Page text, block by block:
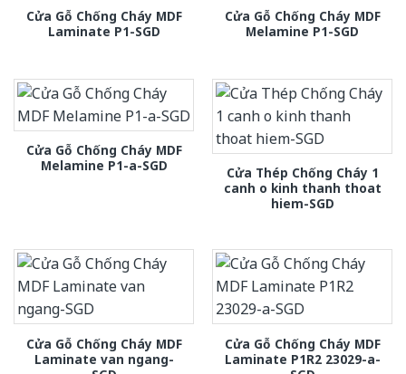
Cửa Gỗ Chống Cháy MDF
Laminate P1-SGD
Cửa Gỗ Chống Cháy MDF
Melamine P1-SGD
Cửa Gỗ Chống Cháy MDF
Melamine P1-a-SGD
Cửa Thép Chống Cháy 1
canh o kinh thanh thoat
hiem-SGD
Cửa Gỗ Chống Cháy MDF
Laminate van ngang-
Cửa Gỗ Chống Cháy MDF
Laminate P1R2 23029-a-